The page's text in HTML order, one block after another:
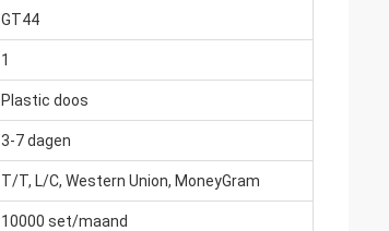
GT44
1
Plastic doos
3-7 dagen
T/T, L/C, Western Union, MoneyGram
10000 set/maand